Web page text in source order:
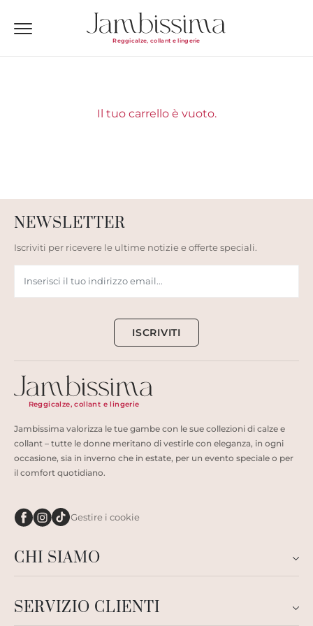
Reggicalze, collant e lingerie
Il tuo carrello è vuoto.
NEWSLETTER
Iscriviti per ricevere le ultime notizie e offerte speciali.
ISCRIVITI
Reggicalze, collant e lingerie
Jambissima valorizza le tue gambe con le sue collezioni di calze e
collant – tutte le donne meritano di vestirle con eleganza, in ogni
occasione, sia in inverno che in estate, per un evento speciale o per
il comfort quotidiano.
Gestire i cookie
CHI SIAMO
SERVIZIO CLIENTI